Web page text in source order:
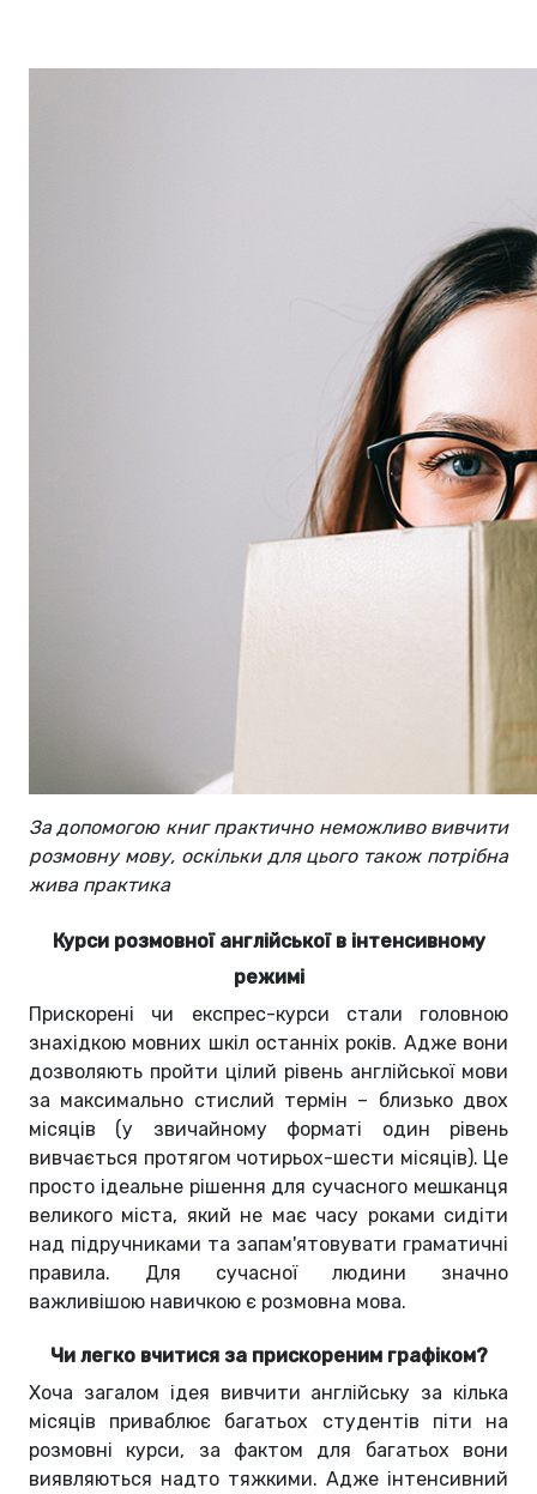
За допомогою книг практично неможливо вивчити
розмовну мову, оскільки для цього також потрібна
жива практика
Курси розмовної англійської в інтенсивному
режимі
Прискорені чи експрес-курси стали головною
знахідкою мовних шкіл останніх років. Адже вони
дозволяють пройти цілий рівень англійської мови
за максимально стислий термін – близько двох
місяців (у звичайному форматі один рівень
вивчається протягом чотирьох-шести місяців). Це
просто ідеальне рішення для сучасного мешканця
великого міста, який не має часу роками сидіти
над підручниками та запам'ятовувати граматичні
правила. Для сучасної людини значно
важливішою навичкою є розмовна мова.
Чи легко вчитися за прискореним графіком?
Хоча загалом ідея вивчити англійську за кілька
місяців приваблює багатьох студентів піти на
розмовні курси, за фактом для багатьох вони
виявляються надто тяжкими. Адже інтенсивний